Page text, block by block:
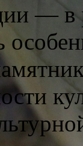
— в